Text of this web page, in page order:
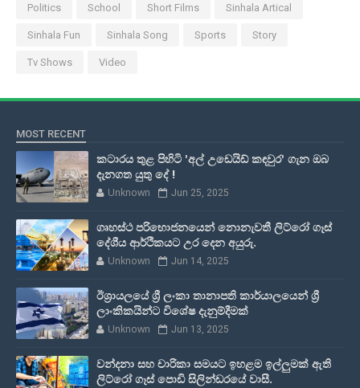
Politics School Short Films Sinhala Artical
Sinhala Fun Sinhala Song Sports Story
Tv Shows Video
MOST RECENT
කටාරය තුළ පිහිටි 'අල් උඩෙයිඩ් කඳවුර' ගැන ඔබ
දැනගත යුතු දේ !
Unknown Jun 25, 2025
ගෘහස්ථ පරිභොජනයෙන් නොනැවතී ලිට්රෝ ගෑස්
දේශීය ආර්ථිකයට උර දෙන අයුරු.
Unknown Jun 14, 2025
ඊශ්‍රායලයේ ශ්‍රී ලංකා තානාපති කාර්යාලයෙන් ශ්‍රී
ලාංකිකයින්ට විශේෂ දැනුම්දීමක්
Unknown Jun 13, 2025
වන්දනා සහ චාරිකා සමයට ඉහළම ඉල්ලුමක් ඇති
ලිට්රෝ ගෑස් පොඩි සිලින්ඩරයේ වාසී.